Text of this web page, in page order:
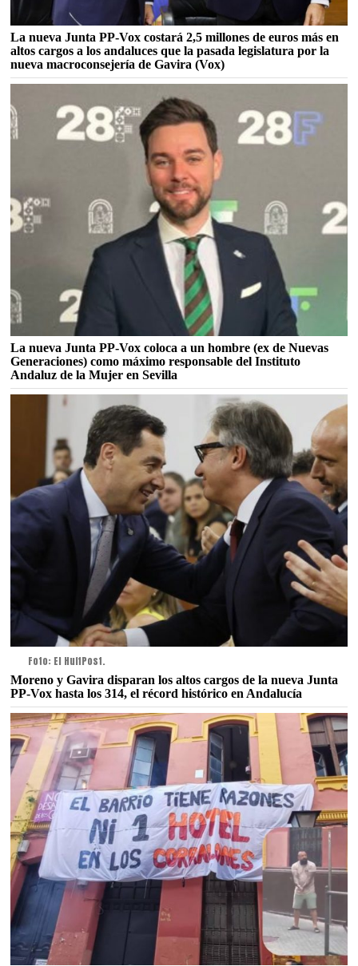
La nueva Junta PP-Vox costará 2,5 millones de euros más en
altos cargos a los andaluces que la pasada legislatura por la
nueva macroconsejería de Gavira (Vox)
La nueva Junta PP-Vox coloca a un hombre (ex de Nuevas
Generaciones) como máximo responsable del Instituto
Andaluz de la Mujer en Sevilla
Foto: El HuffPost.
Moreno y Gavira disparan los altos cargos de la nueva Junta
PP-Vox hasta los 314, el récord histórico en Andalucía